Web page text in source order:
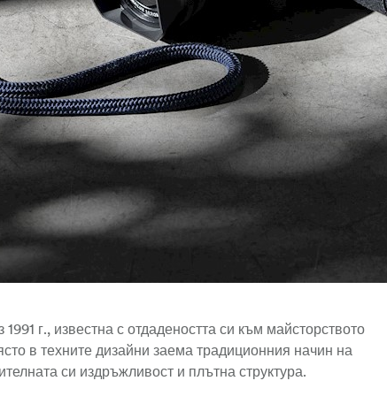
г., известна с отдадеността си към майсторството
в техните дизайни заема традиционния начин на
си издръжливост и плътна структура.